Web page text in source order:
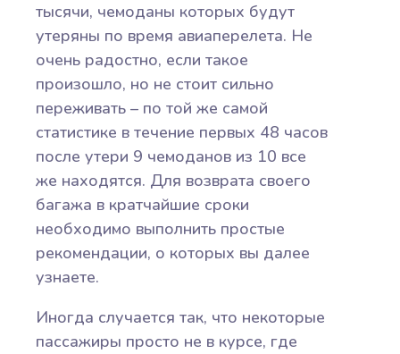
тысячи, чемоданы которых будут
утеряны по время авиаперелета. Не
очень радостно, если такое
произошло, но не стоит сильно
переживать – по той же самой
статистике в течение первых 48 часов
после утери 9 чемоданов из 10 все
же находятся. Для возврата своего
багажа в кратчайшие сроки
необходимо выполнить простые
рекомендации, о которых вы далее
узнаете.
Иногда случается так, что некоторые
пассажиры просто не в курсе, где